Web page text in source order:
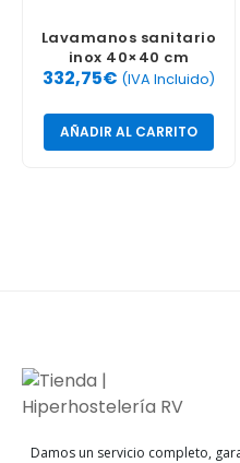
Lavamanos sanitario
inox 40×40 cm
332,75€ (IVA Incluido)
AÑADIR AL CARRITO
Damos un servicio completo,